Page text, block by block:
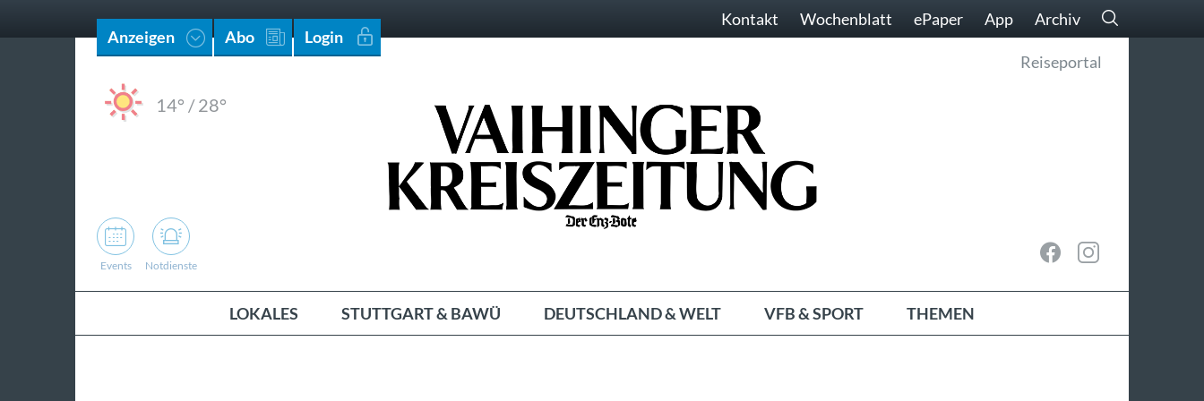
Anzeigen Abo Login
Kontakt Wochenblatt ePaper App Archiv
14° /28°
Reiseportal
Events Notdienste
LOKALES STUTTGART & BAWÜ DEUTSCHLAND & WELT VFB & SPORT THEMEN